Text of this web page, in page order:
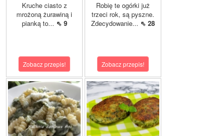
Kruche ciasto z
mrożoną żurawiną i
pianką to... ⇖ 9
Zobacz przepis!
Robię te ogórki już
trzeci rok, są pyszne.
Zdecydowanie... ⇖ 28
Zobacz przepis!